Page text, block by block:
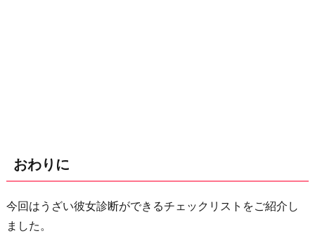
おわりに
今回はうざい彼女診断ができるチェックリストをご紹介し
ました。